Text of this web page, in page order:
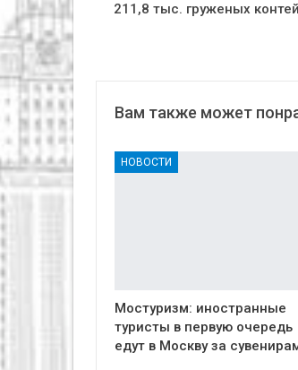
211,8 тыс. груженых
Вам также может
НОВОСТИ
Мостуризм: иностранные
туристы в первую очередь
едут в Москву за